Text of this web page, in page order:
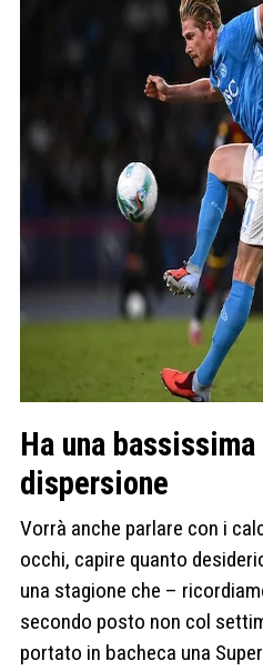
Ha una
dispersione
Vorrà anche parlare con i
occhi, capire quanto
una stagione che –
secondo posto non col
portato in bacheca una